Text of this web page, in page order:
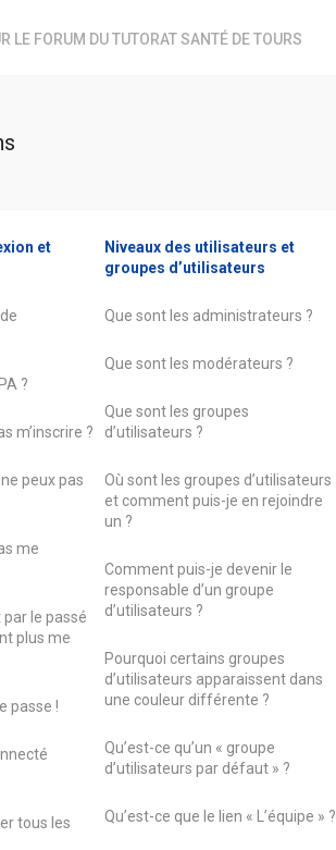
LE FORUM DU TUTORAT SANTÉ DE TOURS
et
?
m’inscrire ?
peux pas
me
par le passé
plus me
passe !
tous les
Niveaux des utilisateurs et
groupes d’utilisateurs
Que sont les administrateurs ?
Que sont les modérateurs ?
Que sont les groupes
d’utilisateurs ?
Où sont les groupes d’utilisateurs
et comment puis-je en rejoindre
un ?
Comment puis-je devenir le
responsable d’un groupe
d’utilisateurs ?
Pourquoi certains groupes
d’utilisateurs apparaissent dans
une couleur différente ?
Qu’est-ce qu’un « groupe
d’utilisateurs par défaut » ?
Qu’est-ce que le lien « L’équipe » ?